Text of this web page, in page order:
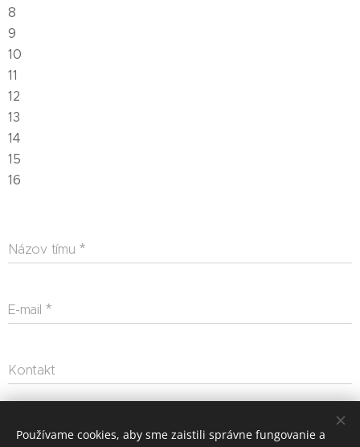
8
9
10
11
12
13
14
15
16
Názov tímu
E-mail
Kontakt
Odoslať
Používame cookies, aby sme zaistili správne fungovanie a